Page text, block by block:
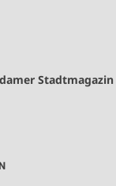
Stadtmagazin